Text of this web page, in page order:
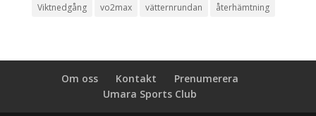
Viktnedgång
vo2max vätternrundan återhämtning
Om oss Kontakt
Prenumerera
Umara Sports Club